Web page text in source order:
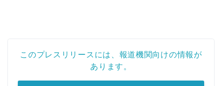
このプレスリリースには、報道機関向けの情報が
あります。